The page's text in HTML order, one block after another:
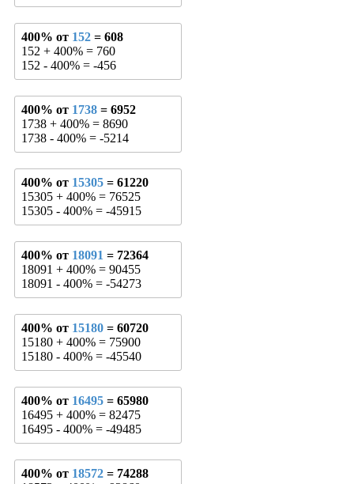
400% от 152 = 608
152 + 400% = 760
152 - 400% = -456
400% от 1738 = 6952
1738 + 400% = 8690
1738 - 400% = -5214
400% от 15305 = 61220
15305 + 400% = 76525
15305 - 400% = -45915
400% от 18091 = 72364
18091 + 400% = 90455
18091 - 400% = -54273
400% от 15180 = 60720
15180 + 400% = 75900
15180 - 400% = -45540
400% от 16495 = 65980
16495 + 400% = 82475
16495 - 400% = -49485
400% от 18572 = 74288